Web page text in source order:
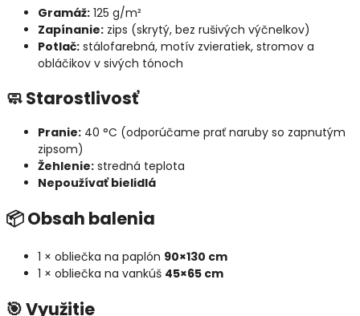
Gramáž: 125 g/m²
Zapínanie: zips (skrytý, bez rušivých výčnelkov)
Potlač: stálofarebná, motív zvieratiek, stromov a
obláčikov v sivých tónoch
🧼 Starostlivosť
Pranie: 40 °C (odporúčame prať naruby so zapnutým
zipsom)
Žehlenie: stredná teplota
Nepoužívať bielidlá
📦 Obsah balenia
1 × obliečka na paplón 90×130 cm
1 × obliečka na vankúš 45×65 cm
🎯 Využitie